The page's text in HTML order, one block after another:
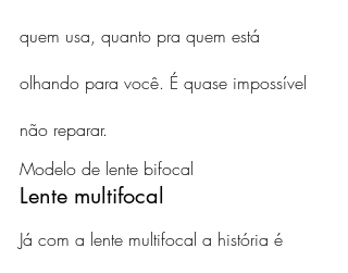
quem usa, quanto pra quem está
olhando para você. É quase impossível
não reparar.
Modelo de lente bifocal
Lente multifocal
Já com a lente multifocal a história é